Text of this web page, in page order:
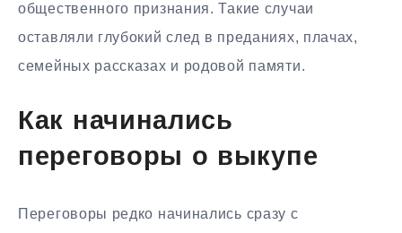
общественного признания. Такие случаи
оставляли глубокий след в преданиях, плачах,
семейных рассказах и родовой памяти.
Как начинались
переговоры о выкупе
Переговоры редко начинались сразу с